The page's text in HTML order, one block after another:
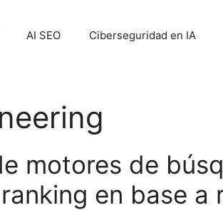
AI SEO Ciberseguridad en IA
motores de
en base a